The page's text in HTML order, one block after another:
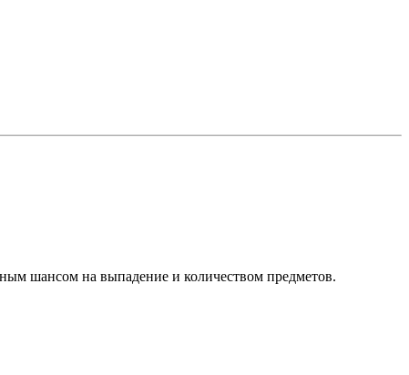
шансом на выпадение и количеством предметов.